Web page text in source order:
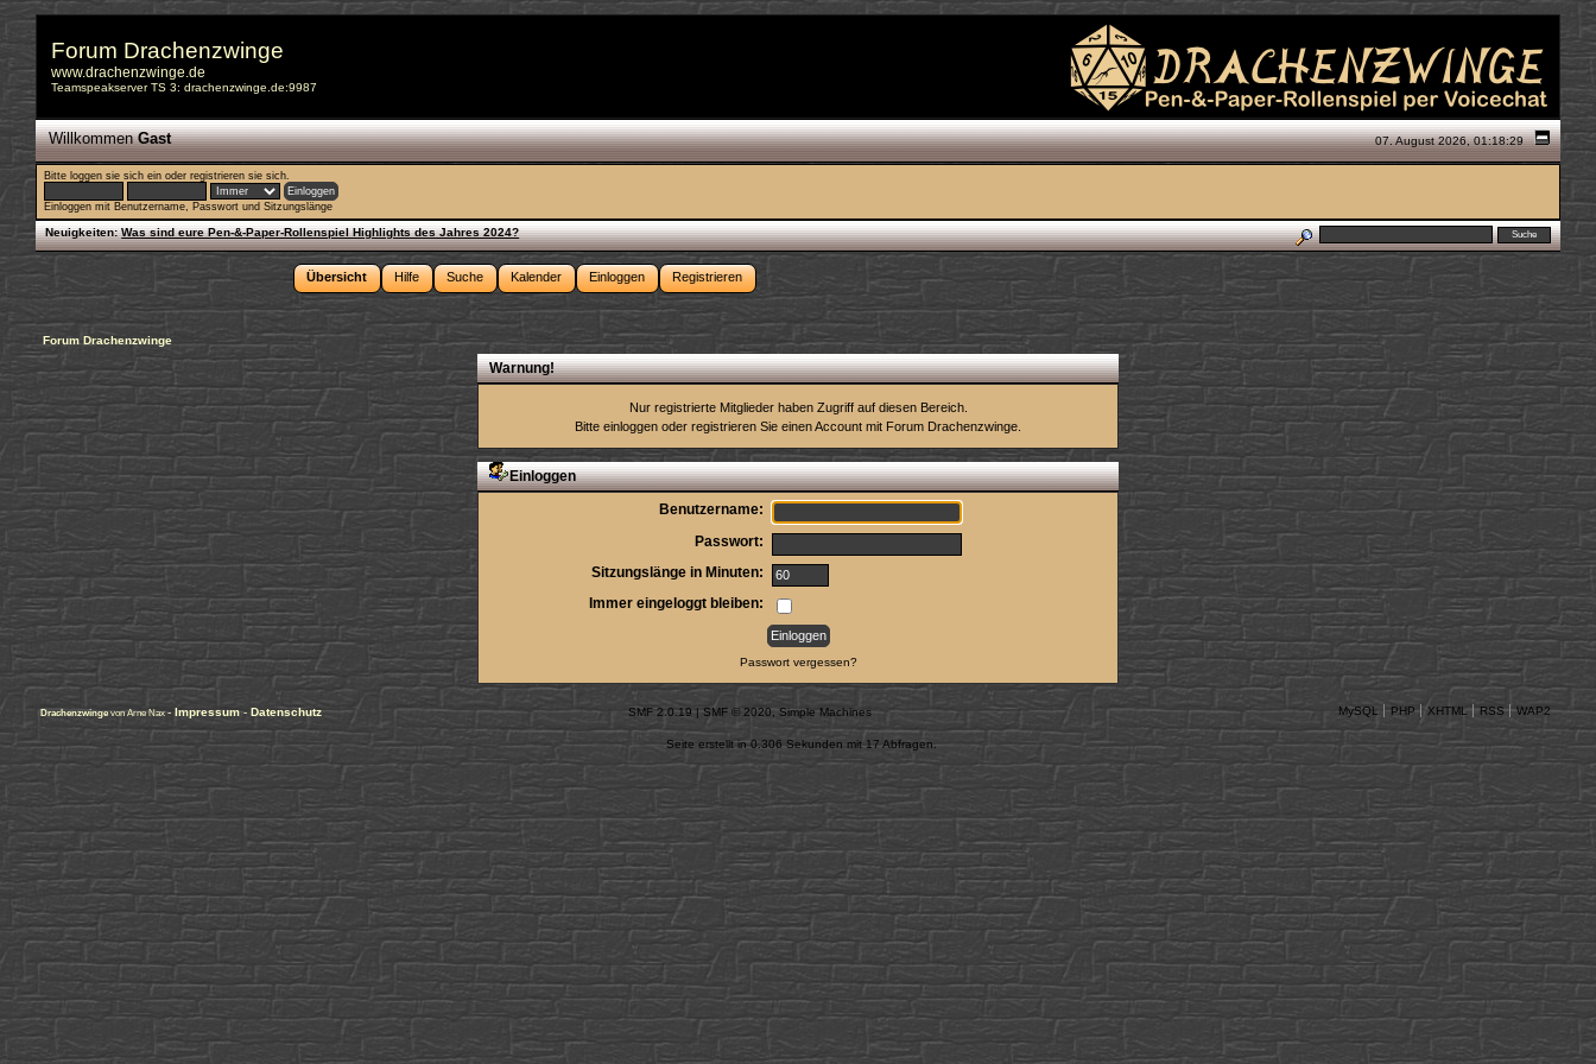
Forum Drachenzwinge
www.drachenzwinge.de
Teamspeakserver TS 3: drachenzwinge.de:9987
07. August 2026, 01:18:29
WillkommenGast
Bitte loggen sie sich ein oderregistrieren sie sich.
Einloggen mit Benutzername, Passwort und Sitzungslänge
Neuigkeiten: Was sind eure Pen-&-Paper-Rollenspiel Highlights des Jahres 2024?
Übersicht Hilfe Suche Kalender Einloggen Registrieren
Forum Drachenzwinge
Warnung!
Nur registrierte Mitglieder haben Zugriff auf diesen Bereich.
Bitte einloggen oder registrieren Sie einen Account mit Forum Drachenzwinge.
Einloggen
Benutzername:
Passwort:
Sitzungslänge in Minuten:
Immer eingeloggt bleiben:
Passwort vergessen?
Drachenzwingevon Arne Nax - Impressum- Datenschutz SMF 2.0.19| SMF © 2020 Simple Machines MySQL PHP XHTML RSS WAP2
Seite erstellt in 0.306 Sekunden mit 17 Abfragen.